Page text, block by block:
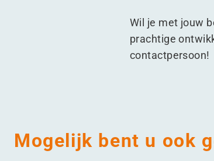
Wil je met jouw
prachtige
contactpersoon!
Mogelijk bent u ook